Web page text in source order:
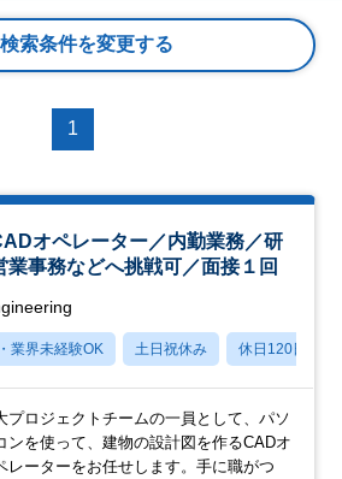
検索条件を変更する
1
オペレーター／内勤業務／研
業事務などへ挑戦可／面接１回
業界未経験OK 土日祝休み 休日120日以上
プロジェクトチームの一員として、パソ
ンを使って、建物の設計図を作るCADオ
レーターをお任せします。手に職がつ